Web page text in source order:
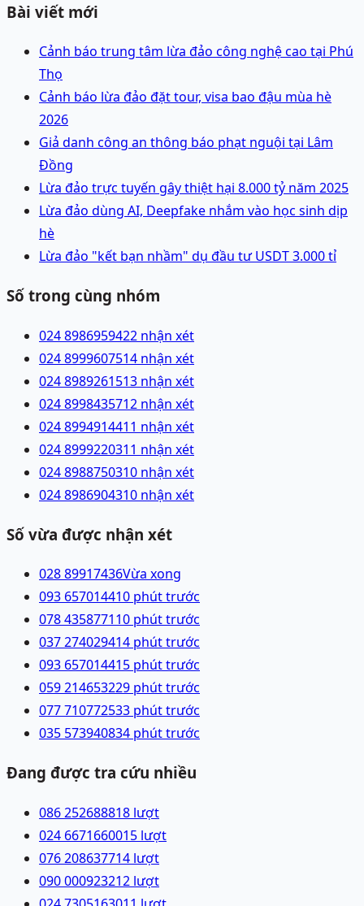
Bài viết mới
Cảnh báo trung tâm lừa đảo công nghệ cao tại Phú
Thọ
Cảnh báo lừa đảo đặt tour, visa bao đậu mùa hè
2026
Giả danh công an thông báo phạt nguội tại Lâm
Đồng
Lừa đảo trực tuyến gây thiệt hại 8.000 tỷ năm 2025
Lừa đảo dùng AI, Deepfake nhắm vào học sinh dịp
hè
Lừa đảo "kết bạn nhầm" dụ đầu tư USDT 3.000 tỉ
Số trong cùng nhóm
024 8986959422 nhận xét
024 8999607514 nhận xét
024 8989261513 nhận xét
024 8998435712 nhận xét
024 8994914411 nhận xét
024 8999220311 nhận xét
024 8988750310 nhận xét
024 8986904310 nhận xét
Số vừa được nhận xét
028 89917436Vừa xong
093 657014410 phút trước
078 435877110 phút trước
037 274029414 phút trước
093 657014415 phút trước
059 214653229 phút trước
077 710772533 phút trước
035 573940834 phút trước
Đang được tra cứu nhiều
086 252688818 lượt
024 6671660015 lượt
076 208637714 lượt
090 000923212 lượt